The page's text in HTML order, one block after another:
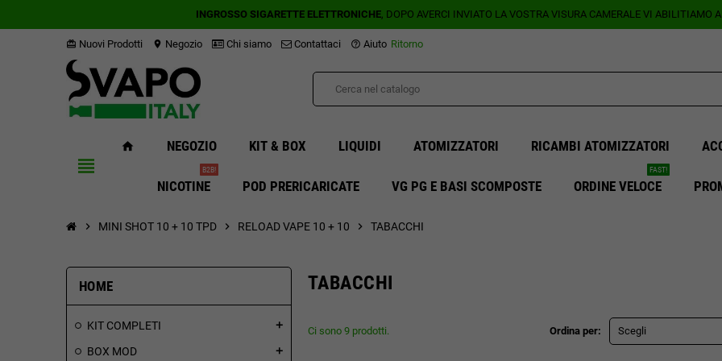
INGROSSO SIGARETTE ELETTRONICHE, DOPO AVERCI INVIATO LA VOSTRA VISURA CAMERALE VI ABILITIAMO
card_giftcard Nuovi Prodotti location_on Negozio Chi siamo Contattaci help_outline Aiuto Ritorno
view_headline
home NEGOZIO KIT & BOX LIQUIDI ATOMIZZATORI RICAMBI ATOMIZZATORI
NICOTINE
B2B!
POD PRERICARICATE VG PG E BASI SCOMPOSTE ORDINE VELOCE
FAST!
chevron_right MINI SHOT 10 + 10 TPD chevron_right RELOAD VAPE 10 + 10 chevron_right TABACCHI
HOME
KIT COMPLETI add
BOX MOD add
TABACCHI
Ordina per: Scegli
Ci sono 9 prodotti.